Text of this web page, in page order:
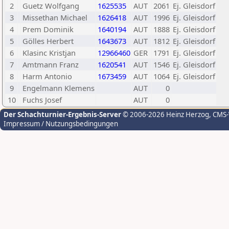
2
Guetz Wolfgang 1625535 AUT 2061 Ej. Gleisdorf
3
Missethan Michael 1626418 AUT 1996 Ej. Gleisdorf
4
Prem Dominik 1640194 AUT 1888 Ej. Gleisdorf
5
Gölles Herbert 1643673 AUT 1812 Ej. Gleisdorf
6
Klasinc Kristjan 12966460 GER 1791 Ej. Gleisdorf
7
Amtmann Franz 1620541 AUT 1546 Ej. Gleisdorf
8
Harm Antonio 1673459 AUT 1064 Ej. Gleisdorf
9
Engelmann Klemens AUT
0
10
Fuchs Josef AUT 0
Der Schachturnier-Ergebnis-Server© 2006-2026 Heinz Herzog,
Impressum / Nutzungsbedingungen